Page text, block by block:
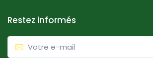
Restez informés